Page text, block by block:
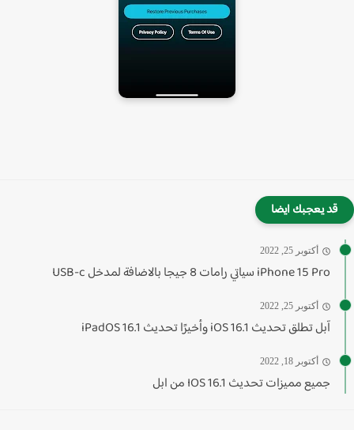
قد يعجبك ايضا
أكتوبر 25, 2022
iPhone 15 Pro سياتي رامات 8 جيجا بالاضافة لمدخل USB-c
أكتوبر 25, 2022
آبل تطلق تحديث 16.1 iOS وأخيرًا تحديث iPadOS 16.1
أكتوبر 18, 2022
جميع مميزات تحديث IOS 16.1 من ابل